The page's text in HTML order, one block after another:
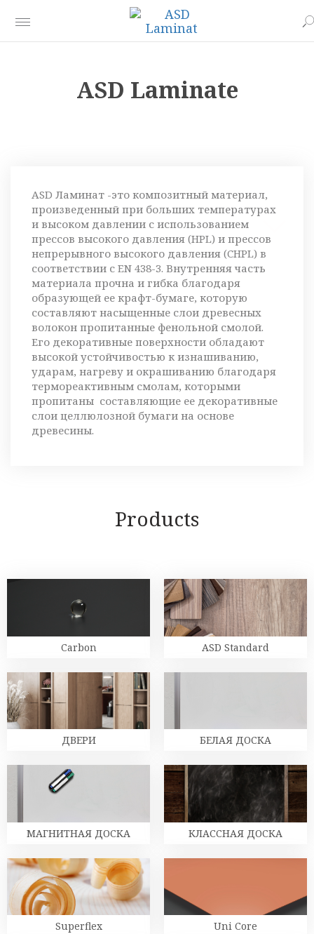
ASD Laminate
ASD Ламинат -это композитный материал,
произведенный при больших температурах
и высоком давлении с использованием
прессов высокого давления (HPL) и прессов
непрерывного высокого давления (CHPL) в
соответствии с EN 438-3. Внутренняя часть
материала прочна и гибка благодаря
образующей ее крафт-бумаге, которую
составляют насыщенные слои древесных
волокон пропитанные фенольной смолой.
Его декоративные поверхности обладают
высокой устойчивостью к изнашиванию,
ударам, нагреву и окрашиванию благодаря
термореактивным смолам, которыми
пропитаны составляющие ее декоративные
слои целлюлозной бумаги на основе
древесины.
Products
Carbon ASD Standard
ДВЕРИ БЕЛАЯ ДОСКА
МАГНИТНАЯ ДОСКА КЛАССНАЯ ДОСКА
Superflex Uni Core